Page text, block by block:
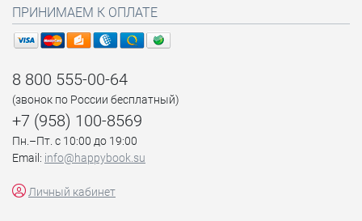
ПРИНИМАЕМ К ОПЛАТЕ
8 800 555-00-64
(звонок по России бесплатный)
+7 (958) 100-8569
Пн.–Пт. с 10:00 до 19:00
Email: info@happybook.su
Личный кабинет